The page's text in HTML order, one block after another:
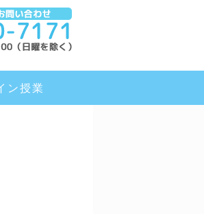
ン授業